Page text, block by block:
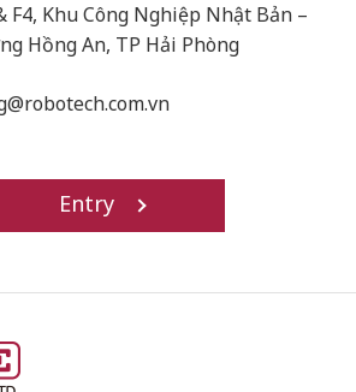
F4, Khu Công Nghiệp Nhật Bản –
Hồng An, TP Hải Phòng
Entry